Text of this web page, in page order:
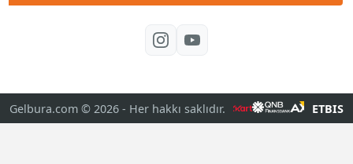
Gelbura.com © 2026 - Her hakkı saklıdır. ETBIS